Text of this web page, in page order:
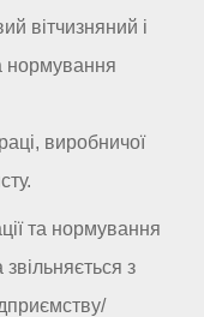
вітчизняний і
нормування
виробничої
та нормування
з